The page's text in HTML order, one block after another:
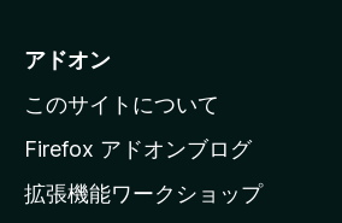
i
l
a
ホ
アドオン
このサイトについて
Firefox アドオンブログ
拡張機能ワークショップ